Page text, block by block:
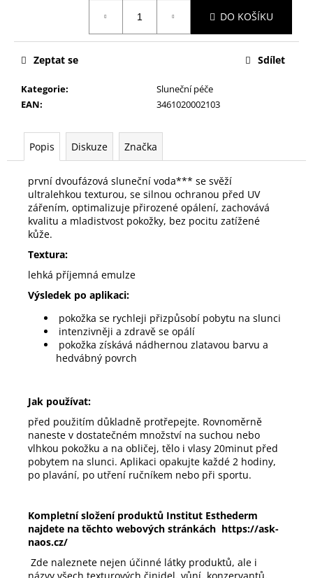
DO KOŠÍKU
Kategorie:
Sluneční péče
EAN: 3461020002103
Zeptat se Sdílet
Popis Diskuze Značka
první dvoufázová sluneční voda*** se svěží
ultralehkou texturou, se silnou ochranou před UV
zářením, optimalizuje přirozené opálení, zachovává
kvalitu a mladistvost pokožky, bez pocitu zatížené
kůže.
Textura:
lehká příjemná emulze
Výsledek po aplikaci:
pokožka se rychleji přizpůsobí pobytu na slunci
intenzivněji a zdravě se opálí
pokožka získává nádhernou zlatavou barvu a
hedvábný povrch
Jak používat:
před použitím důkladně protřepejte. Rovnoměrně
naneste v dostatečném množství na suchou nebo
vlhkou pokožku a na obličej, tělo i vlasy 20minut před
pobytem na slunci. Aplikaci opakujte každé 2 hodiny,
po plavání, po utření ručníkem nebo při sportu.
Kompletní složení produktů Institut Esthederm
najdete na těchto webových stránkách https://ask-
naos.cz/
Zde naleznete nejen účinné látky produktů, ale i
názvy všech texturových činidel, vůní, konzervantů,
u
e
m
e
INSTITUT
ESTHEDERM
INTENSIVE
NAD+
KRÉM
950